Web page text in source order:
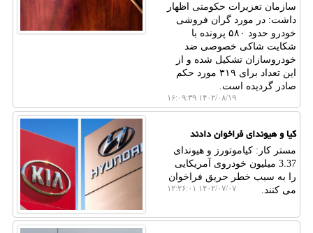
سازمان تعزیرات حکومتی اظهار
داشت: در مورد گران فروشی
خودرو حدود ۵۸۰ پرونده با
شکایت شاکی خصوصی ضد
خودروسازان تشکیل شده و از
این تعداد برای ۳۱۹ مورد حکم
صادر گردیده است.
۱۴۰۲/۰۸/۱۹ ۱۶:۰۹:۳۹
کیا و هیوندای فراخوان دادند
مستر کار: کیاموتورز و هیوندای
3.37 میلیون خودروی آمریکایی
را به سبب خطر حریق فراخوان
می کنند.
۱۴۰۲/۰۷/۰۷ ۱۲:۲۶:۰۱